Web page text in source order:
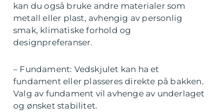
kan du også bruke andre materialer som
metall eller plast, avhengig av personlig
smak, klimatiske forhold og
designpreferanser.
– Fundament: Vedskjulet kan ha et
fundament eller plasseres direkte på bakken.
Valg av fundament vil avhenge av underlaget
og ønsket stabilitet.